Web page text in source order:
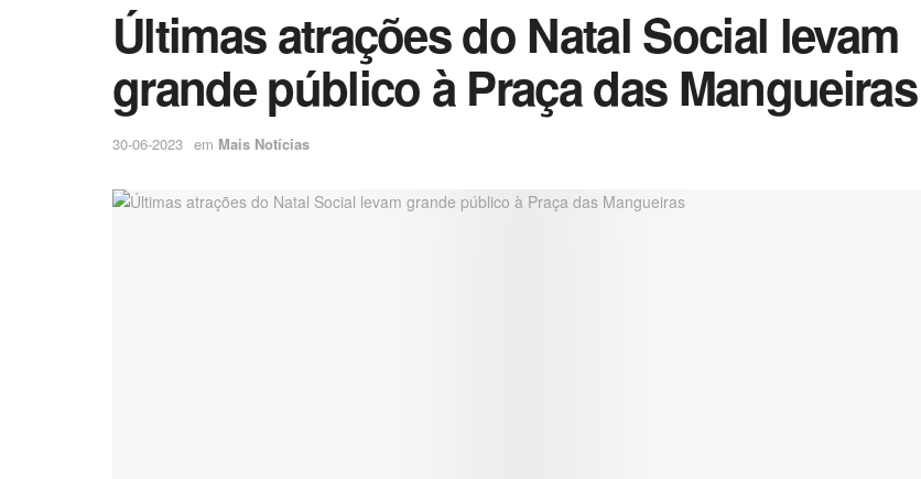
Últimas atrações do Natal Social levam
grande público à Praça das Mangueiras
30-06-2023 em Mais Notícias